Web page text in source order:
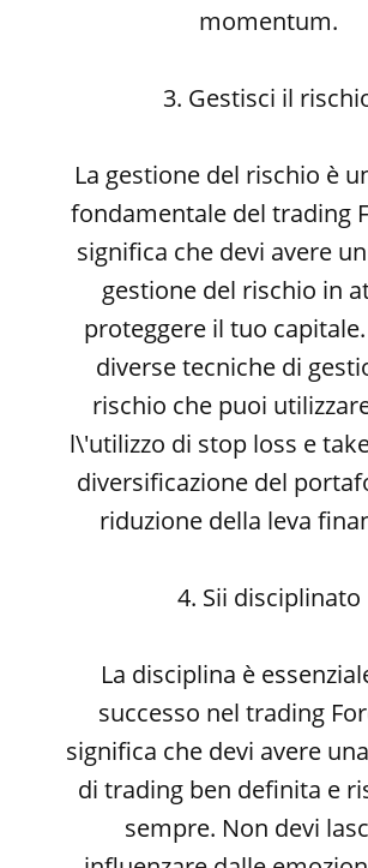
momentum.
3. Gestisci il
La gestione del rischio è
fondamentale del trading
significa che devi avere
gestione del rischio in
proteggere il tuo
diverse tecniche di
rischio che puoi
l\'utilizzo di stop loss e
diversificazione del
riduzione della leva
4. Sii disciplinato
La disciplina è
successo nel trading
significa che devi avere
di trading ben definita e
sempre. Non devi